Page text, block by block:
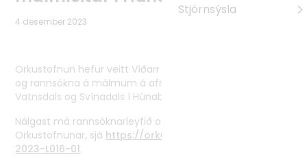
Pólland
Rúmenía
Tvíhliðaverkefni
Norrænt samstarf
Alþjóðlegt samstarf
Stjórnsýsla
4 desember 2023
Orkustofnun hefur veitt Víðarr ehf. leyfi til leitar
og rannsókna á málmum á afmörkuðu svæði milli
Vatnsdals og Svínadals í Húnabyggð.
Nálgast má rannsóknarleyfið og fylgibréf leyfis á vef
Orkustofnunar, sjá https://orkustofnun.is/licenses/OS-
2023-L016-01.